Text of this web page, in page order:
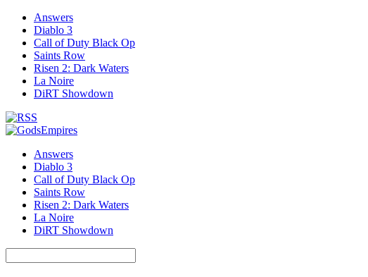
Answers
Diablo 3
Call of Duty Black Op
Saints Row
Risen 2: Dark Waters
La Noire
DiRT Showdown
Answers
Diablo 3
Call of Duty Black Op
Saints Row
Risen 2: Dark Waters
La Noire
DiRT Showdown